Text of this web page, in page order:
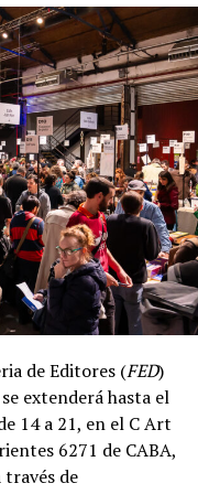
de muerta:
se publicaría
las voces centrales
y en 1982 un
completos terminaría
ella a él en
no exacto en ese
instantáneo y
16 de junio de 1956,
en la iglesia de St.
Londres. Secreto
también,
historia iba a
sobrevivir a los
después a
de Editores (FED)
extenderá hasta el
14 a 21, en el C Art
6271 de CABA,
de